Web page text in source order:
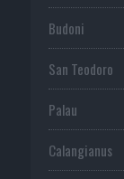
Budoni
San Teodoro
Palau
Calangianus